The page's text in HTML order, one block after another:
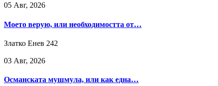
05 Авг, 2026
Моето верую, или необходимостта от…
Златко Енев 242
03 Авг, 2026
Османската мушмула, или как една…